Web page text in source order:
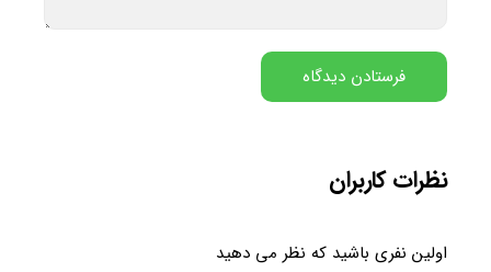
نظرات کاربران
اولین نفری باشید که نظر می دهید